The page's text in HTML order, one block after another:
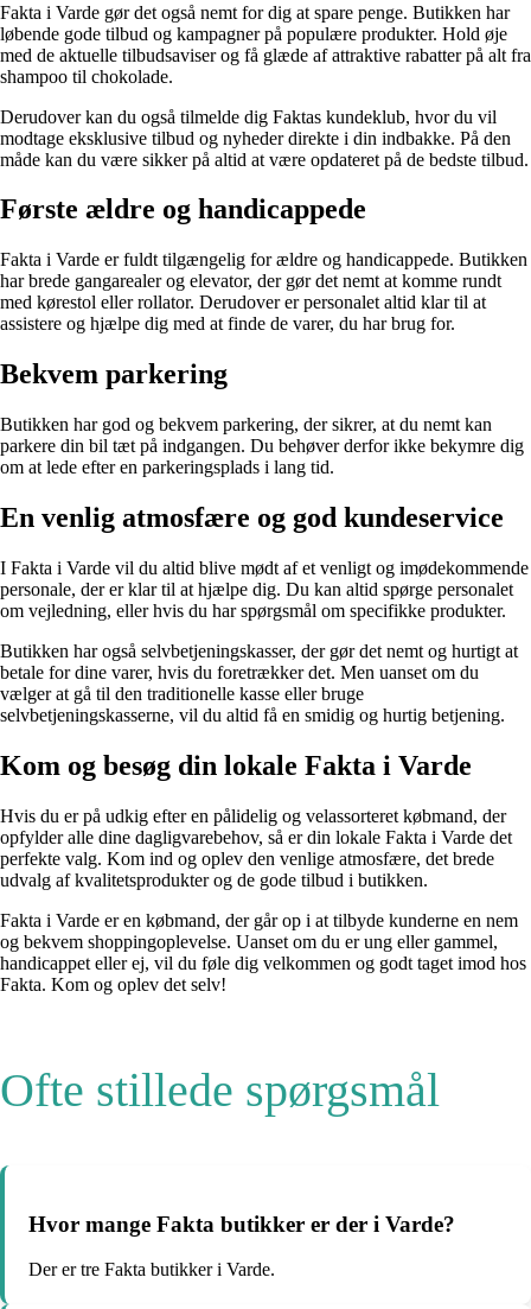
Fakta i Varde gør det også nemt for dig at spare penge. Butikken har
løbende gode tilbud og kampagner på populære produkter. Hold øje
med de aktuelle tilbudsaviser og få glæde af attraktive rabatter på alt fra
shampoo til chokolade.
Derudover kan du også tilmelde dig Faktas kundeklub, hvor du vil
modtage eksklusive tilbud og nyheder direkte i din indbakke. På den
måde kan du være sikker på altid at være opdateret på de bedste tilbud.
Første ældre og handicappede
Fakta i Varde er fuldt tilgængelig for ældre og handicappede. Butikken
har brede gangarealer og elevator, der gør det nemt at komme rundt
med kørestol eller rollator. Derudover er personalet altid klar til at
assistere og hjælpe dig med at finde de varer, du har brug for.
Bekvem parkering
Butikken har god og bekvem parkering, der sikrer, at du nemt kan
parkere din bil tæt på indgangen. Du behøver derfor ikke bekymre dig
om at lede efter en parkeringsplads i lang tid.
En venlig atmosfære og god kundeservice
I Fakta i Varde vil du altid blive mødt af et venligt og imødekommende
personale, der er klar til at hjælpe dig. Du kan altid spørge personalet
om vejledning, eller hvis du har spørgsmål om specifikke produkter.
Butikken har også selvbetjeningskasser, der gør det nemt og hurtigt at
betale for dine varer, hvis du foretrækker det. Men uanset om du
vælger at gå til den traditionelle kasse eller bruge
selvbetjeningskasserne, vil du altid få en smidig og hurtig betjening.
Kom og besøg din lokale Fakta i Varde
Hvis du er på udkig efter en pålidelig og velassorteret købmand, der
opfylder alle dine dagligvarebehov, så er din lokale Fakta i Varde det
perfekte valg. Kom ind og oplev den venlige atmosfære, det brede
udvalg af kvalitetsprodukter og de gode tilbud i butikken.
Fakta i Varde er en købmand, der går op i at tilbyde kunderne en nem
og bekvem shoppingoplevelse. Uanset om du er ung eller gammel,
handicappet eller ej, vil du føle dig velkommen og godt taget imod hos
Fakta. Kom og oplev det selv!
Ofte stillede spørgsmål
Hvor mange Fakta butikker er der i Varde?
Der er tre Fakta butikker i Varde.